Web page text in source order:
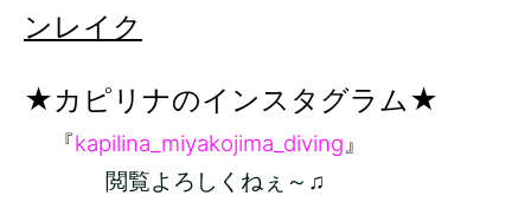
ンレイク
★カピリナのインスタグラム★
『kapilina_miyakojima_diving』
閲覧よろしくねぇ～♫